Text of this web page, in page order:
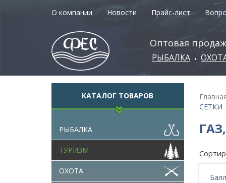
О компании Новости Прайс-лист
Оптовая
РЫБАЛКА •
КАТАЛОГ ТОВАРОВ
РЫБАЛКА
ТУРИЗМ
ОХОТА
СЕТКИ